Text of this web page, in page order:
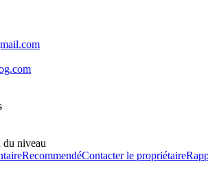
du niveau
RecommendéContacter le propriétaire